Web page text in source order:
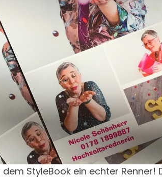
StyleBook ein echter